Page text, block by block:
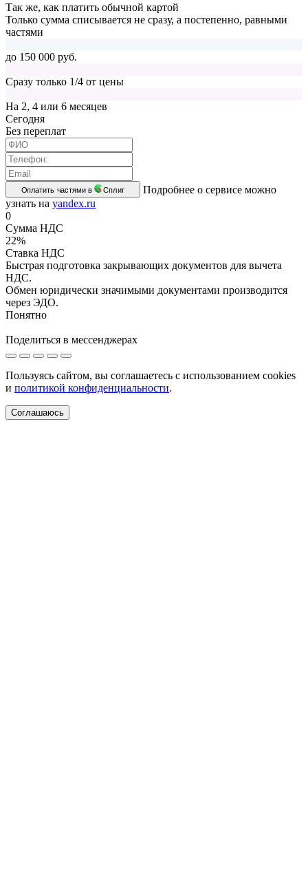
Так же, как платить обычной картой
Только сумма списывается не сразу, а постепенно, равными
частями
до 150 000 руб.
Сразу только 1/4 от цены
На 2, 4 или 6 месяцев
Cегодня
Без переплат
Оплатить частями в Сплит
Подробнее о сервисе можно
узнать на yandex.ru
0
Сумма НДС
22%
Ставка НДС
Быстрая подготовка закрывающих документов для вычета
НДС.
Обмен юридически значимыми документами производится
через ЭДО.
Понятно
Поделиться в мессенджерах
Пользуясь сайтом, вы соглашаетесь с использованием cookies
и политикой конфиденциальности.
Соглашаюсь